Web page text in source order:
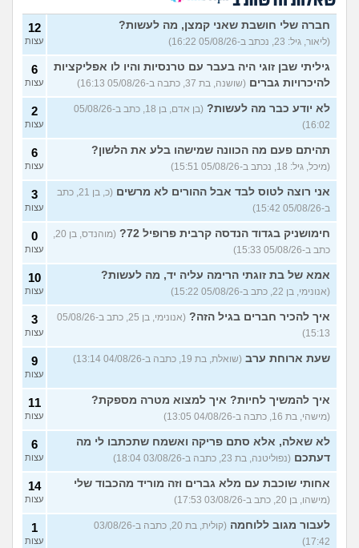
האם אח שלי מקנא/שונא את
אשתי?
(אורי, בן 33)
8
עצות
הבת שלי מדוכדכת שאני ואביה
מבוגרים... איך מתמודדים? (.,
בת 45)
עצות
יש לי אפוטרופוס ואני לא מבין
למה
(זורו, בן 40)
5
עצות
לא יודע מה לעשות יותר עם
המשפחה שלי (יורם, בן 23) עצות
בן 10 לא רוצה שאנחנו ההורים
נהיה נוכחים במסיבת סיום של
הכיתה
(גורי, בן 42)
9
עצות
הטוב להשאר בבגד לאורך זמן
???
(מתלמדת, בת 50)
7
עצות
איך לומר להורים שאני רוצה
להיות חילוני?
(אהרן, בן 17)
9
עצות
עוד שאלות חדשות במדור
חברה שלי חושבת שאני קמצן, מה לעשות?
(ליאור, גיל: 23, נכתב ב-05/08/26 16:22)
12
עצות
גיליתי שבן זוגי היה בעבר עם טרנסיות והיו לו אפליקציות
להיכרויות גברים (שושנה, בת 37, כתבה ב-05/08/26 16:13)
6
עצות
לא יודע כבר מה לעשות?
(בן אדם, בן 18, כתב ב-05/08/26
16:02)
2
עצות
תהיתם פעם מה הכוונה שמישהו בלע את הלשון?
(מיכל, גיל: 18, נכתב ב-05/08/26 15:51)
6
עצות
אני רוצה לטוס לבד אבל ההורים לא מרשים
(כ, בן 21, כתב
ב-05/08/26 15:42)
3
עצות
חימושניק בגדוד הנדסה קרבית פרופיל 72?
כתב ב-05/08/26 15:33)
0
עצות
אמא של בת זוגתי הרימה עליה יד, מה לעשות?
(אנונימי, בן 22, כתב ב-05/08/26 15:22)
10
עצות
איך להכיר חברים בגיל הזה?
(אנונימי, בן 25, כתב ב-05/08/26
15:13)
3
עצות
שעת ארוחת ערב (שואלת, בת 19, כתבה ב-04/08/26 13:14) 9
עצות
איך להמשיך לחיות? איך למצוא מטרה מספקת?
(מישהי, בת 16, כתבה ב-04/08/26 13:05)
11
עצות
לא שאלה, אלא סתם פריקה ואשמח שתכתבו לי מה
דעתכם (נפוליטנה, בת 23, כתבה ב-03/08/26 18:04)
6
עצות
אחותי שוכבת עם מלא גברים וזה מוריד מהכבוד שלי
(מישהו, בן 20, כתב ב-03/08/26 17:53)
14
עצות
לעבור מגוב ללוחמה
(קולית, בת 20, כתבה ב-03/08/26
17:42)
1
עצות